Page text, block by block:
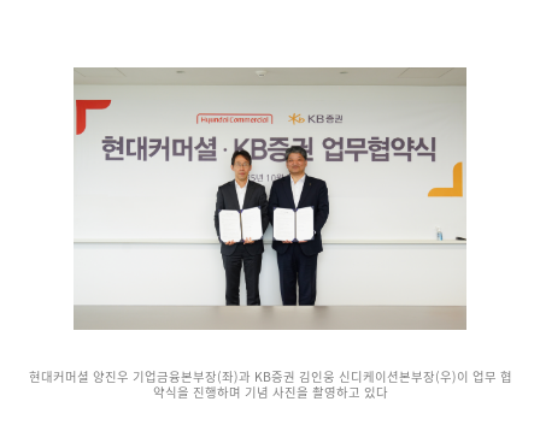
현대커머셜 양진우 기업금융본부장(좌)과 KB증권 김인웅 신디케이션본부장(우)이 업무 협
약식을 진행하며 기념 사진을 촬영하고 있다